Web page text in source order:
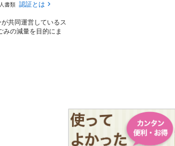
書類 認証とは
共同運営しているス
みの減量を⽬的にま